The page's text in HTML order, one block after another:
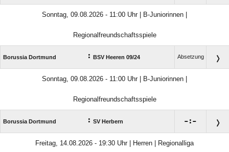
Sonntag, 09.08.2026 - 11:00 Uhr | B-Juniorinnen |
Regionalfreundschaftsspiele
Borussia Dortmund : BSV Heeren 09/​24 Absetzung
Sonntag, 09.08.2026 - 11:00 Uhr | B-Juniorinnen |
Regionalfreundschaftsspiele
Borussia Dortmund : SV Herbern :
Freitag, 14.08.2026 - 19:30 Uhr | Herren | Regionalliga